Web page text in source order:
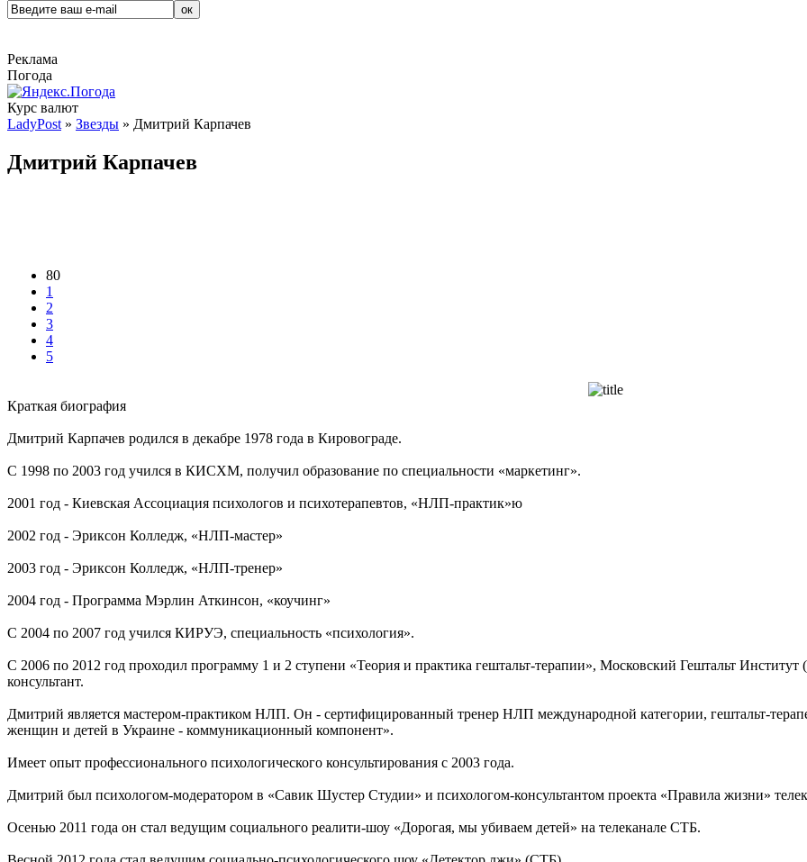
Реклама
Погода
Курс валют
LadyPost » Звезды » Дмитрий Карпачев
Дмитрий Карпачев
80
1
2
3
4
5
Краткая биография
Дмитрий Карпачев родился в декабре 1978 года в Кировограде.
С 1998 по 2003 год учился в КИСХМ, получил образование по специальности «маркетинг».
2001 год - Киевская Ассоциация психологов и психотерапевтов, «НЛП-практик»ю
2002 год - Эриксон Колледж, «НЛП-мастер»
2003 год - Эриксон Колледж, «НЛП-тренер»
2004 год - Программа Мэрлин Аткинсон, «коучинг»
С 2004 по 2007 год учился КИРУЭ, специальность «психология».
С 2006 по 2012 год проходил программу 1 и 2 ступени «Теория и практика гештальт-терапии», Московский Гештальт
консультант.
Дмитрий является мастером-практиком НЛП. Он - сертифицированный тренер НЛП международной категории, гештальт-
женщин и детей в Украине - коммуникационный компонент».
Имеет опыт профессионального психологического консультирования с 2003 года.
Дмитрий был психологом-модератором в «Савик Шустер Студии» и психологом-консультантом проекта «Правила жизни»
Осенью 2011 года он стал ведущим социального реалити-шоу «Дорогая, мы убиваем детей» на телеканале СТБ.